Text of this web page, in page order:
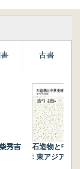
古書
秀吉
石造物と中世
: 東アジアと